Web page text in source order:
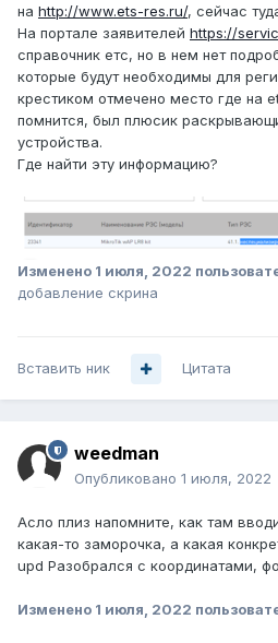
на http://www.ets-res.ru/, сейчас
На портале заявителей https://
справочник етс, но в нем нет
которые будут необходимы для
крестиком отмечено место где на
помнится, был плюсик
устройства.
Где найти эту информацию?
Изменено 1 июля, 2022
добавление скрина
Вставить ник Цитата
weedman
Опубликовано 1 июля, 2022
Асло плиз напомните, как там
какая-то заморочка, а какая
upd Разобрался с координатами,
Изменено 1 июля, 2022